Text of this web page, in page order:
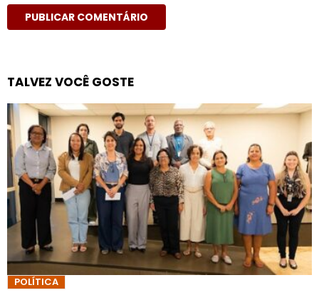
TALVEZ VOCÊ GOSTE
POLÍTICA